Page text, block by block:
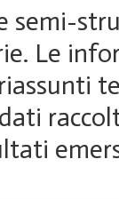
semi-
Le